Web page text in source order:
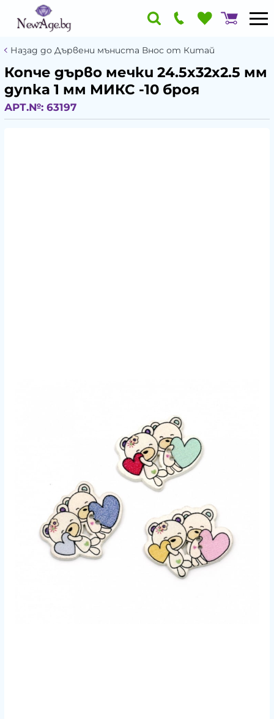
Назад до Дървени мъниста Внос от Китай
Копче дърво мечки 24.5x32x2.5 мм
дупка 1 мм МИКС -10 броя
АРТ.№: 63197